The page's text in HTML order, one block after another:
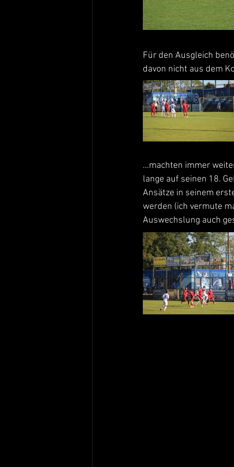
Für den Ausgleich
davon nicht aus dem
...machten immer
lange auf seinen 18.
Ansätze in seinem
werden (ich vermute
Auswechslung auch